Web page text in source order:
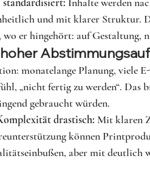
und mit klarer Struktur.
er hingehört: auf Gestaltung,
monatelange Planung, viele
„nicht fertig zu werden“. Das
gebraucht würden.
drastisch: Mit klaren
können
aber mit deutlich